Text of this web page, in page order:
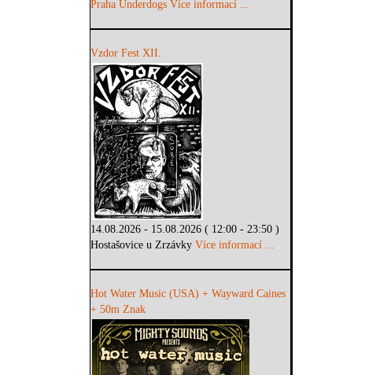
Praha Underdogs Více informací ...
Vzdor Fest XII.
14.08.2026 - 15.08.2026 ( 12:00 - 23:50 )
Hostašovice u ZrzávkyVíce informací ...
Hot Water Music (USA) + Wayward Caines
+ 50m Znak